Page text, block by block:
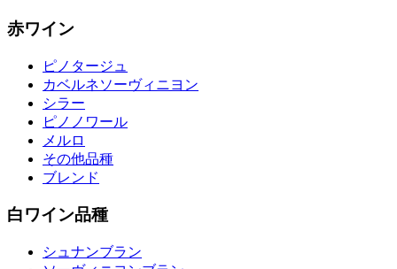
赤ワイン
ピノタージュ
カベルネソーヴィニヨン
シラー
ピノノワール
メルロ
その他品種
ブレンド
白ワイン品種
シュナンブラン